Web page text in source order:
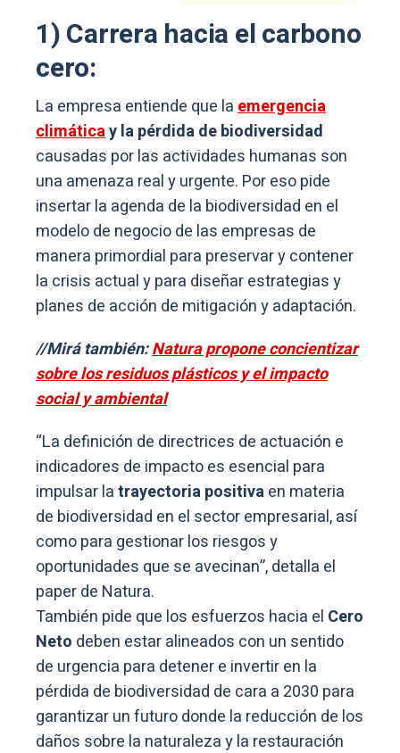
1) Carrera hacia el carbono
cero:
La empresa entiende que laemergencia
climáticay la pérdida de biodiversidad
causadas por las actividades humanas son
una amenaza real y urgente. Por eso pide
insertar la agenda de la biodiversidad en el
modelo de negocio de las empresas de
manera primordial para preservar y contener
la crisis actual y para diseñar estrategias y
planes de acción de mitigación y adaptación.
//Mirá también:Natura propone concientizar
sobre los residuos plásticos y el impacto
social y ambiental
“La definición de directrices de actuación e
indicadores de impacto es esencial para
impulsar latrayectoria positivaen materia
de biodiversidad en el sector empresarial, así
como para gestionar los riesgos y
oportunidades que se avecinan”, detalla el
paper de Natura.
También pide que los esfuerzos hacia el Cero
Neto deben estar alineados con un sentido
de urgencia para detener e invertir en la
pérdida de biodiversidad de cara a 2030 para
garantizar un futuro donde la reducción de los
daños sobre la naturaleza y la restauración